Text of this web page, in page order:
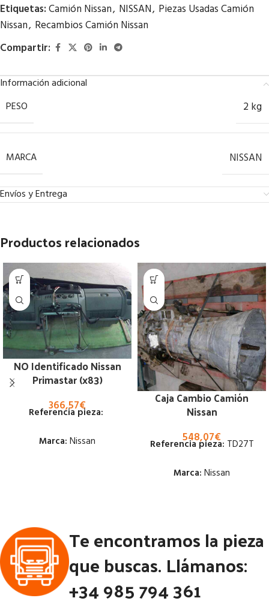
Etiquetas:Camión Nissan, NISSAN, Piezas Usadas Camión
Nissan, Recambios Camión Nissan
Compartir:
Información adicional
PESO
2 kg
MARCA NISSAN
Envíos y Entrega
Productos relacionados
NO Identificado Nissan
Primastar (x83)
366,57€
Referencia pieza:
Marca: Nissan
Código Pieza:53140
Caja Cambio Camión
Nissan
548,07€
Referencia pieza: TD27T
Marca: Nissan
Ubicación:
Notas:[VP]NISSAN PATROL
2.7 TD | 01.50 - 12.10
Código Pieza:
Te encontramos la pieza
que buscas. Llámanos:
+34 985 794 361